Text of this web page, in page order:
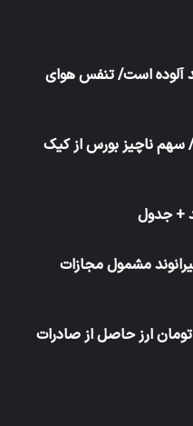
آلوده است/ تنفس هوای
سهم ناچیز بورس از کیک
+ جدول
مشمول مجازات
میلیارد تومان ارز حاصل از صادرات